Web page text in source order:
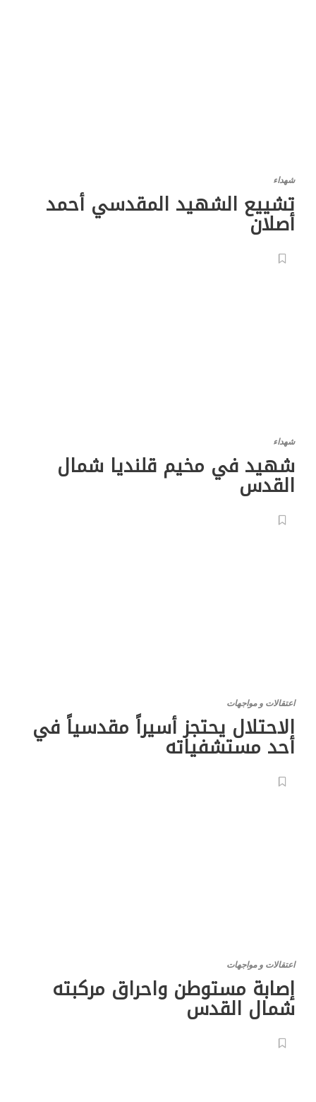
شهداء
تشييع الشهيد المقدسي أحمد
أصلان
شهداء
شهيد في مخيم قلنديا شمال
القدس
اعتقالات و مواجهات
الاحتلال يحتجز أسيراً مقدسياً في
أحد مستشفياته
اعتقالات و مواجهات
إصابة مستوطن واحراق مركبته
شمال القدس